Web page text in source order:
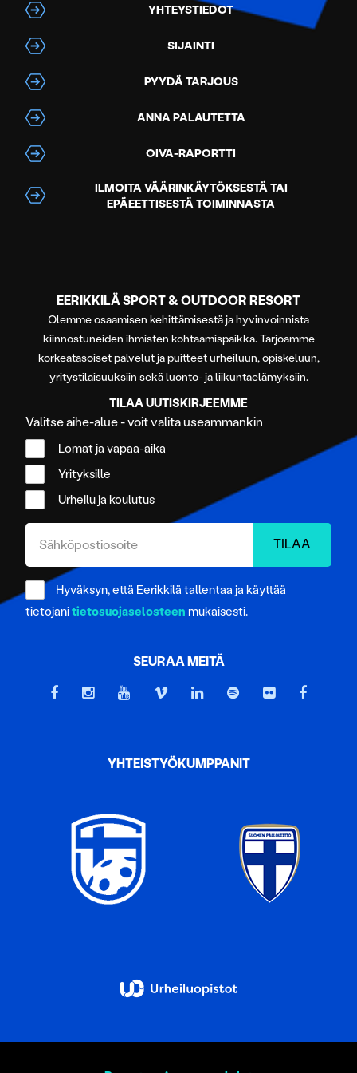
YHTEYSTIEDOT
SIJAINTI
PYYDÄ TARJOUS
ANNA PALAUTETTA
OIVA-RAPORTTI
ILMOITA VÄÄRINKÄYTÖKSESTÄ TAI
EPÄEETTISESTÄ TOIMINNASTA
EERIKKILÄ SPORT & OUTDOOR RESORT
Olemme osaamisen kehittämisestä ja hyvinvoinnista
kiinnostuneiden ihmisten kohtaamispaikka. Tarjoamme
korkeatasoiset palvelut ja puitteet urheiluun, opiskeluun,
yritystilaisuuksiin sekä luonto- ja liikuntaelämyksiin.
TILAA UUTISKIRJEEMME
Valitse aihe-alue - voit valita useammankin
Lomat ja vapaa-aika
Yrityksille
Urheilu ja koulutus
Hyväksyn, että Eerikkilä tallentaa ja käyttää
tietojanitietosuojaselosteen mukaisesti.
SEURAA MEITÄ
YHTEISTYÖKUMPPANIT